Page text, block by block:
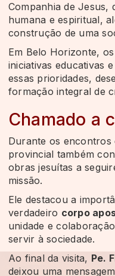
Companhia de
humana e espiritual,
construção de uma
Em Belo Horizonte,
iniciativas educativas
essas prioridades,
formação integral de
Chamado a
Durante os encontros
provincial também
obras jesuítas a
missão.
Ele destacou a
verdadeiro corpo
unidade e
servir à sociedade.
Ao final da visita, Pe.
deixou uma